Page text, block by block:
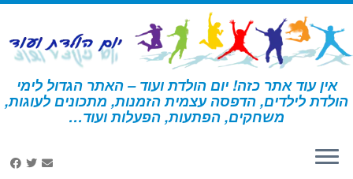
דלג
לתוכן
אין עוד אתר כזה! יום הולדת ועוד – האתר הגדול לימי
הולדת לילדים, הדפסה עצמית הזמנות, מתכונים לעוגות,
משחקים, הפתעות, הפעלות ועוד… דף הבית » מיקי מאוס » פעילויות ומשחקים - מיקי מאוס » תעודות
הצטיינות מיקי מאוס
לחצו לנו לייק בפייסבוק